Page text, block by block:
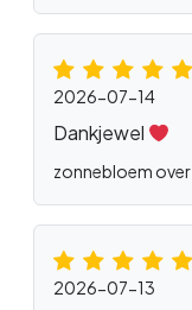
2026-07-14
Dankjewel
zonnebloem over
2026-07-13